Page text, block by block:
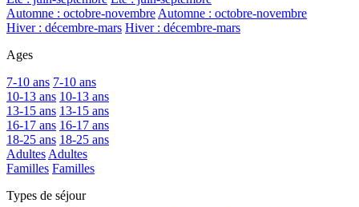
Automne : octobre-novembre Automne : octobre-novembre
Hiver : décembre-mars Hiver : décembre-mars
Ages
7-10 ans 7-10 ans
10-13 ans 10-13 ans
13-15 ans 13-15 ans
16-17 ans 16-17 ans
18-25 ans 18-25 ans
Adultes Adultes
Familles Familles
Types de séjour